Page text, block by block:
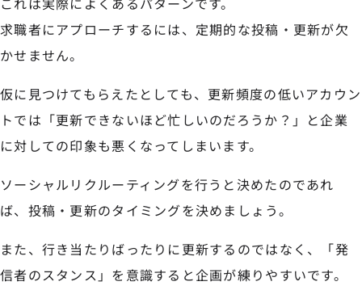
求職者にアプローチするには、定期的な投稿・更新が欠
かせません。
仮に見つけてもらえたとしても、更新頻度の低いアカウン
トでは「更新できないほど忙しいのだろうか？」と企業
に対しての印象も悪くなってしまいます。
ソーシャルリクルーティングを行うと決めたのであれ
ば、投稿・更新のタイミングを決めましょう。
また、行き当たりばったりに更新するのではなく、「発
信者のスタンス」を意識すると企画が練りやすいです。